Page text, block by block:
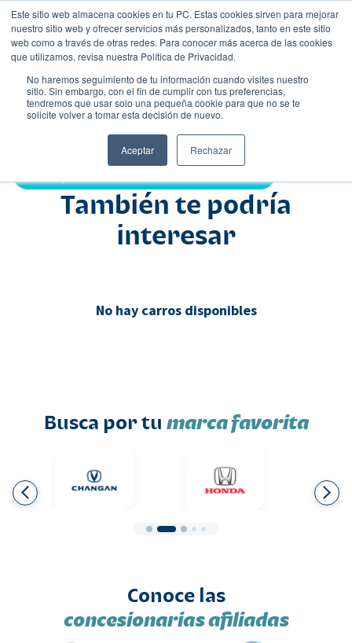
Este sitio web almacena cookies en tu PC. Estas cookies sirven para mejorar
nuestro sitio web y ofrecer servicios más personalizados, tanto en este sitio
web como a través de otras redes. Para conocer más acerca de las cookies
que utilizamos, revisa nuestra Política de Privacidad.
No haremos seguimiento de tu información cuando visites nuestro
sitio. Sin embargo, con el fin de cumplir con tus preferencias,
tendremos que usar solo una pequeña cookie para que no se te
solicite volver a tomar esta decisión de nuevo.
Aceptar Rechazar
Nombre
También te podría
interesar
No hay carros disponibles
Busca por tu marca favorita
Conoce las
concesionarias afiliadas